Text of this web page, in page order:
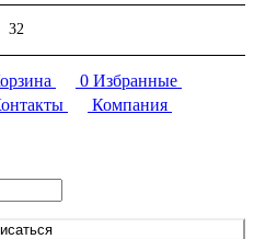
плоские приварные
тратить много времени на
в наличии в интернет-
32
0 Избранные
Компания